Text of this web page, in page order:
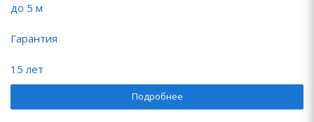
до 5 м
Гарантия
15 лет
Подробнее